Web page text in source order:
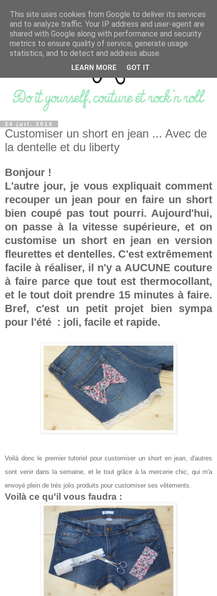
24 juil. 2015
Customiser un short en jean ... Avec de
la dentelle et du liberty
Bonjour !
L'autre jour, je vous expliquait comment
recouper un jean pour en faire un short
bien coupé pas tout pourri. Aujourd'hui,
on passe à la vitesse supérieure, et on
customise un short en jean en version
fleurettes et dentelles. C'est extrêmement
facile à réaliser, il n'y a AUCUNE couture
à faire parce que tout est thermocollant,
et le tout doit prendre 15 minutes à faire.
Bref, c'est un petit projet bien sympa
pour l'été : joli, facile et rapide.
Voilà donc le premier tutoriel pour customiser un short en jean, d'autres
sont venir dans la semaine, et le tout grâce à la mercerie chic, qui m'a
envoyé plein de très jolis produits pour customiser ses vêtements.
Voilà ce qu'il vous faudra :
This site uses cookies from Google to deliver its services
and to analyze traffic. Your IP address and user-agent are
shared with Google along with performance and security
metrics to ensure quality of service, generate usage
statistics, and to detect and address abuse.
LEARN MORE GOT IT